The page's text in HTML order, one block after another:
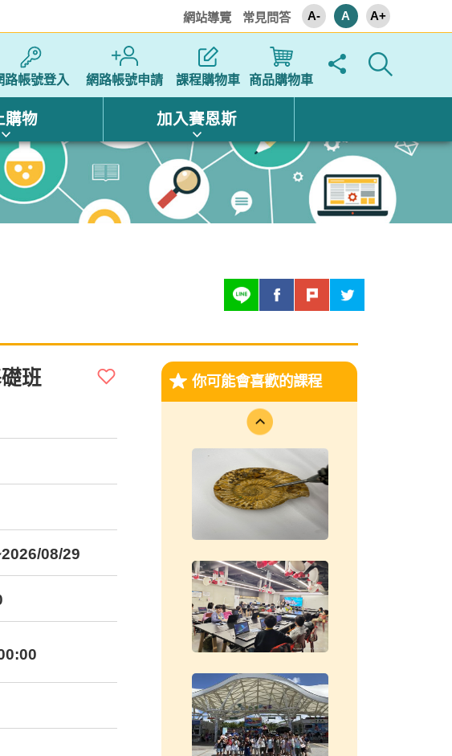
網站導覽
常見問答 A- A A+
路帳號登入 網路帳號申請 課程購物車 商品購物車
購物 加入賽恩斯
班
08/29
你可能會喜歡的課程